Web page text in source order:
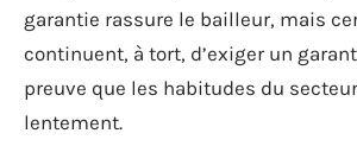
garantie rassure le bailleur, mais
continuent, à tort, d’exiger un
preuve que les habitudes du
lentement.